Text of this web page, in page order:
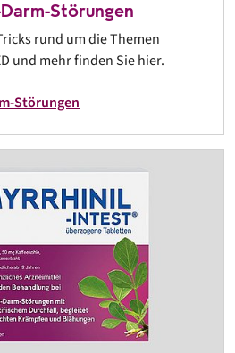
Störungen
rund um die Themen
und mehr finden Sie hier.
Störungen